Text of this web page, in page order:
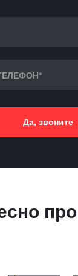
Да, звоните